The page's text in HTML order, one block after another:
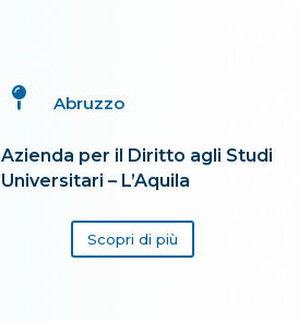
Abruzzo

Azienda per il Diritto agli Studi
Universitari – L’Aquila
Scopri di più